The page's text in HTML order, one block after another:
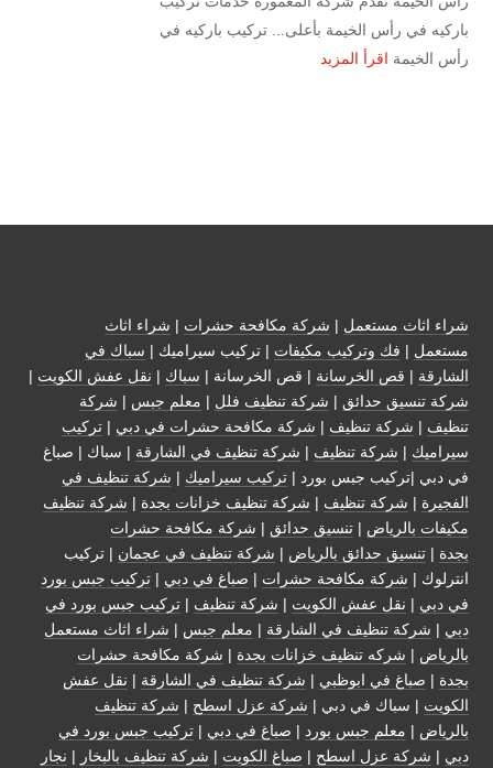
باركيه في رأس الخيمة بأعلى... تركيب باركيه في
رأس الخيمة اقرأ المزيد
شراء اثاث مستعمل | شركة مكافحة حشرات | شراء اثاث
مستعمل | فك وتركيب مكيفات | تركيب سيراميك | سباك في
الشارقة | قص الخرسانة | قص الخرسانة | سباك | نقل عفش الكويت |
شركة تنسيق حدائق | شركة تنظيف فلل | معلم جبس | شركة
تنظيف | شركة تنظيف | شركة مكافحة حشرات في دبي | تركيب
سيراميك | شركة تنظيف | شركة تنظيف في الشارقة | سباك | صباغ
في دبي |تركيب جبس بورد | تركيب سيراميك | شركة تنظيف في
الفجيرة | شركة تنظيف | شركة تنظيف خزانات بجدة | شركة تنظيف
مكيفات بالرياض | تنسيق حدائق | شركة مكافحة حشرات
بجدة | تنسيق حدائق بالرياض | شركة تنظيف في عجمان | تركيب
انترلوك | شركة مكافحة حشرات | صباغ في دبي | تركيب جبس بورد
في دبي | نقل عفش الكويت | شركة تنظيف | تركيب جبس بورد في
دبي | شركة تنظيف في الشارقة | معلم جبس | شراء اثاث مستعمل
بالرياض | شركه تنظيف خزانات بجدة | شركة مكافحة حشرات
بجدة | صباغ في ابوظبي | شركة تنظيف في الشارقة | نقل عفش
الكويت | سباك في دبي | شركة عزل اسطح | شركة تنظيف
بالرياض | معلم جبس بورد | صباغ في دبي | تركيب جبس بورد في
دبي | شركة عزل اسطح | صباغ الكويت | شركة تنظيف بالبخار | نجار